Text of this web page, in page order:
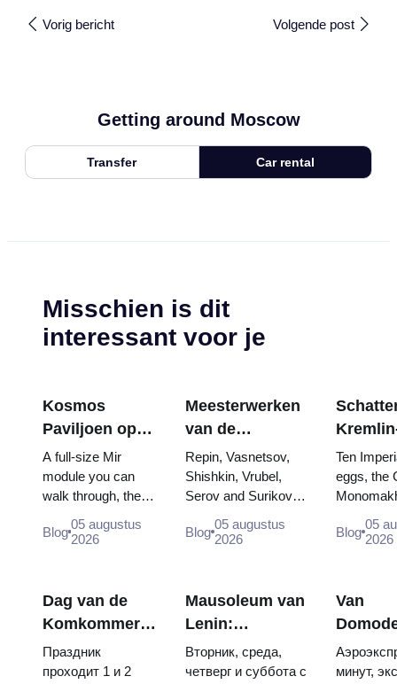
Vorig bericht Volgende post
Getting around Moscow
Transfer Car rental
Misschien is dit
interessant voor je
Kosmos
Paviljoen op
VDNKh:
Binnen de
Grootste
Ruimte-
tentoonstelling
A full-size Mir
module you can
walk through, the
model, scorched
flight...
Blog05 augustus
2026
Meesterwerken
van de
Tretjakovgalerij:
De schilderijen
waarvoor u uw
reis kunt
plannen
Repin, Vasnetsov,
Shishkin, Vrubel,
Serov and Surikov
stop people, where
Blog 05 augustus
2026
tronen
Ten
eggs, the
boy tsars
Blog 05
2026
Dag van de
Komkommer
in Soezdal
2026: kaartjes,
Праздник
проходит 1 и 2
Mausoleum van
Lenin:
openingstijden,
toegang en de
Вторник, среда,
четверг и суббота с
Van
naar het
минут,